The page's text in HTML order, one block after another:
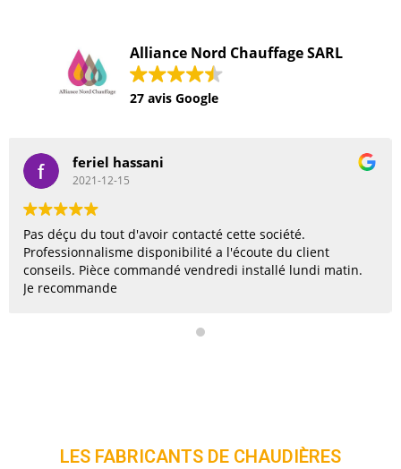
Alliance Nord Chauffage SARL
27 avis Google
b priscilla
2021-09-17
Très professionnel et honnête. Je recommande et le
rappelerai sans hésiter si j'ai besoin
LES FABRICANTS DE CHAUDIÈRES